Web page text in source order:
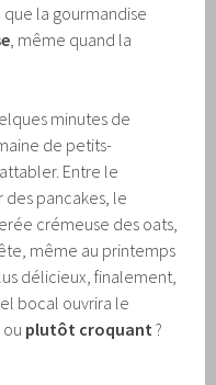
la gourmandise
, même quand la
minutes de
de petits-
Entre le
pancakes, le
crémeuse des oats,
même au printemps
délicieux, finalement,
bocal ouvrira le
ou plutôt croquant ?